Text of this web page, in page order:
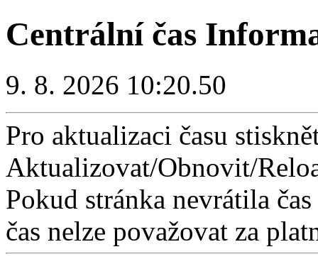
Centrální čas
9. 8. 2026 10:20.50
Pro aktualizaci času
Aktualizovat/Obnovit/
Pokud stránka nevrátila
čas nelze považovat za